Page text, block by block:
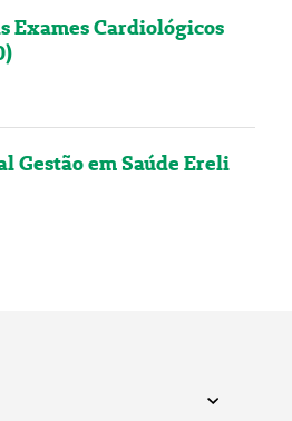
Exames Cardiológicos
Gestão em Saúde Ereli